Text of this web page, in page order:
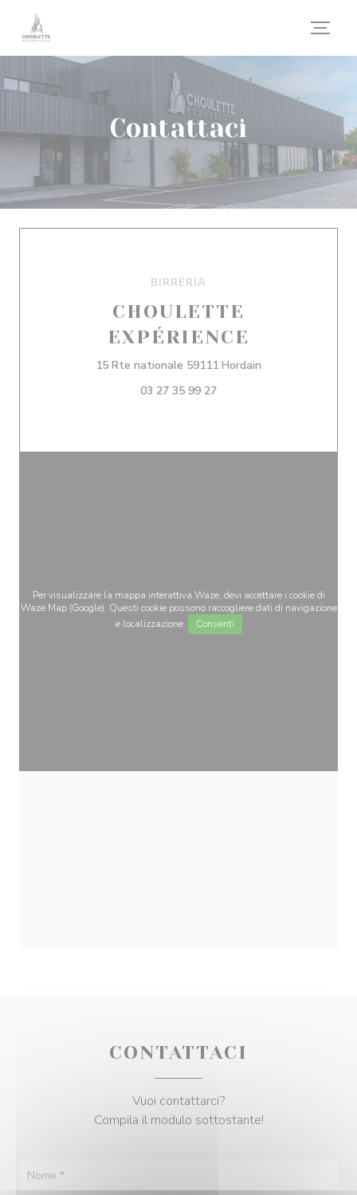
Personalizzazione delle tue scelte sui cookie
Contattaci
BIRRERIA
CHOULETTE
EXPÉRIENCE
15 Rte nationale 59111 Hordain
03 27 35 99 27
Per visualizzare la mappa interattiva Waze, devi accettare i cookie di
Waze Map (Google). Questi cookie possono raccogliere dati di navigazione
e localizzazione.
Consenti
CONTATTACI
Vuoi contattarci?
Compila il modulo sottostante!